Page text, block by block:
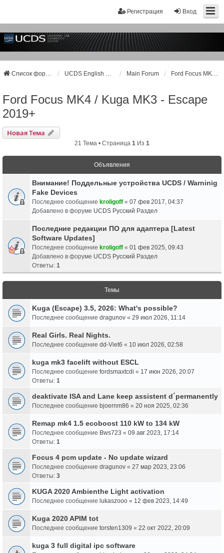
Вход
Регистрация
Список форумов UCDS English Support Main Forum Ford Focus MK4 / Kuga MK3 - Escape 2019+
Ford Focus MK4 / Kuga MK3 - Escape
2019+
Новая Тема
21 Тема • Страница 1 Из 1
Объявления
Внимание! Поддельные устройства UCDS / Warninig
Fake Devices
Последнее сообщение kroligoff « 07 фев 2017, 04:37
Добавлено в форуме UCDS Русский Раздел
Последние редакции ПО для адаптера [Latest
Software Updates]
Последнее сообщение kroligoff « 01 фев 2025, 09:43
Добавлено в форуме UCDS Русский Раздел
Ответы: 1
Темы
Kuga (Escape) 3.5, 2026: What's possible?
Последнее сообщение dragunov « 29 июл 2026, 11:14
Real Girls. Real Nights.
Последнее сообщение dd-Viet6 « 10 июл 2026, 02:58
kuga mk3 facelift without ESCL
Последнее сообщение fordsmaxtcdi « 17 июн 2026, 20:07
Ответы: 1
deaktivate ISA and Lane keep assistent d´permanently
Последнее сообщение bjoernm86 « 20 ноя 2025, 02:36
Remap mk4 1.5 ecoboost 110 kW to 134 kW
Последнее сообщение Bws723 « 09 авг 2023, 17:14
Ответы: 1
Focus 4 pcm update - No update wizard
Последнее сообщение dragunov « 27 мар 2023, 23:06
Ответы: 3
KUGA 2020 Ambienthe Light activation
Последнее сообщение lukaszooo « 12 фев 2023, 14:49
Kuga 2020 APIM tot
Последнее сообщение torsten1309 « 22 окт 2022, 20:09
kuga 3 full digital ipc software